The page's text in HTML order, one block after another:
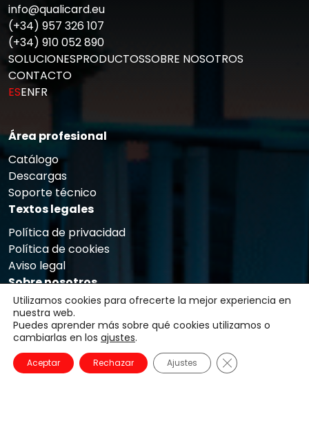
info@qualicard.eu
(+34) 957 326 107
(+34) 910 052 890
SOLUCIONESPRODUCTOSSOBRE NOSOTROS
CONTACTO
ESENFR
Área profesional
Catálogo
Descargas
Soporte técnico
Textos legales
Política de privacidad
Política de cookies
Aviso legal
Sobre nosotros
Trabaja con nosotros
Asistencia técnica
Contacto
Últimas noticias
Utilizamos cookies para ofrecerte la mejor experiencia en
nuestra web.
Puedes aprender más sobre qué cookies utilizamos o
cambiarlas en los ajustes.
Aceptar Rechazar Ajustes Cerrar el banner